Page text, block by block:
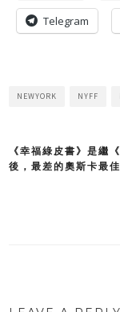
Telegram
NEWYORK NYFF
Post
《幸福綠皮書》是繼
後，最差的奧斯卡最